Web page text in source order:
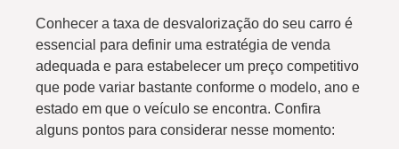
Conhecer a taxa de desvalorização do seu carro é
essencial para definir uma estratégia de venda
adequada e para estabelecer um preço competitivo
que pode variar bastante conforme o modelo, ano e
estado em que o veículo se encontra. Confira
alguns pontos para considerar nesse momento: